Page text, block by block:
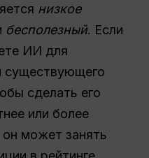
низкое
бесполезный. Если
ИИ для
существующего
сделать его
или более
может занять